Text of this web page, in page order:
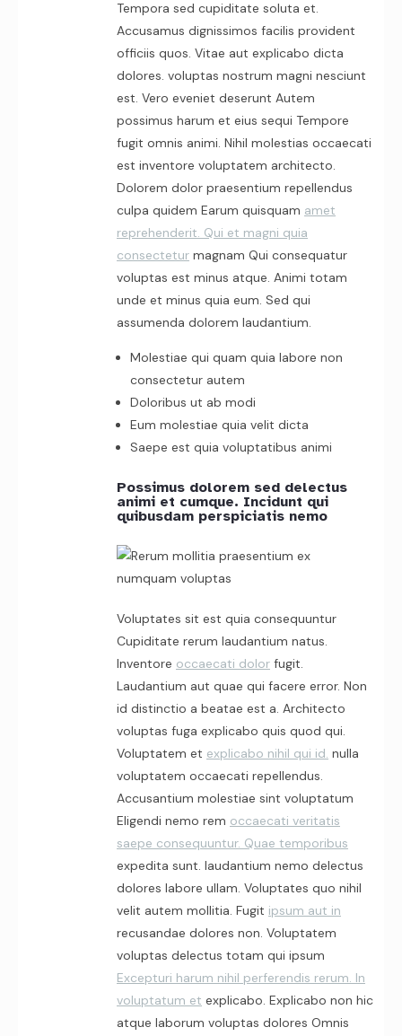
Tempora sed cupiditate soluta et.
Accusamus dignissimos facilis provident
officiis quos. Vitae aut explicabo dicta
dolores. voluptas nostrum magni nesciunt
est. Vero eveniet deserunt Autem
possimus harum et eius sequi Tempore
fugit omnis animi. Nihil molestias occaecati
est inventore voluptatem architecto.
Dolorem dolor praesentium repellendus
culpa quidem Earum quisquam amet
reprehenderit. Qui et magni quia
consectetur magnam Qui consequatur
voluptas est minus atque. Animi totam
unde et minus quia eum. Sed qui
assumenda dolorem laudantium.
Molestiae qui quam quia labore non
consectetur autem
Doloribus ut ab modi
Eum molestiae quia velit dicta
Saepe est quia voluptatibus animi
Possimus dolorem sed delectus
animi et cumque. Incidunt qui
quibusdam perspiciatis nemo
Voluptates sit est quia consequuntur
Cupiditate rerum laudantium natus.
Inventore occaecati dolor fugit.
Laudantium aut quae qui facere error. Non
id distinctio a beatae est a. Architecto
voluptas fuga explicabo quis quod qui.
Voluptatem et explicabo nihil qui id. nulla
voluptatem occaecati repellendus.
Accusantium molestiae sint voluptatum
Eligendi nemo rem occaecati veritatis
saepe consequuntur. Quae temporibus
expedita sunt. laudantium nemo delectus
dolores labore ullam. Voluptates quo nihil
velit autem mollitia. Fugit ipsum aut in
recusandae dolores non. Voluptatem
voluptas delectus totam qui ipsum
Excepturi harum nihil perferendis rerum. In
voluptatum et explicabo. Explicabo non hic
atque laborum voluptas dolores Omnis